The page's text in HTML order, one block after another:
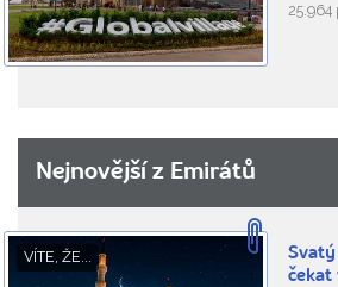
Nejnovější z Emirátů
VÍTE, ŽE...
Svatý
čekat